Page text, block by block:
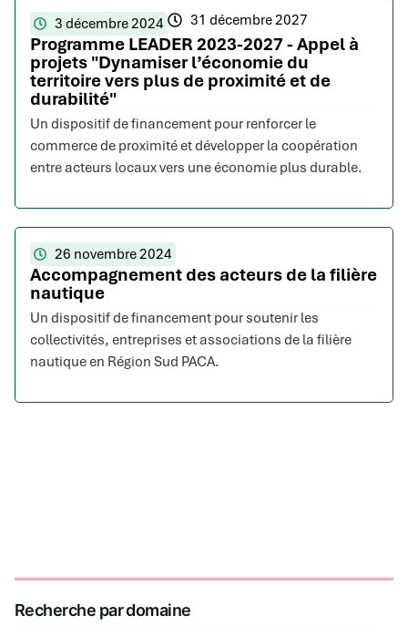
3 décembre 2024 31 décembre 2027
Programme LEADER 2023-2027 - Appel à
projets "Dynamiser l’économie du
territoire vers plus de proximité et de
durabilité"
Un dispositif de financement pour renforcer le
commerce de proximité et développer la coopération
entre acteurs locaux vers une économie plus durable.
26 novembre 2024
Accompagnement des acteurs de la filière
nautique
Un dispositif de financement pour soutenir les
collectivités, entreprises et associations de la filière
nautique en Région Sud PACA.
Recherche par domaine